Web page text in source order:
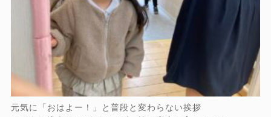
元気に「おはよー！」と普段と変わらない挨拶